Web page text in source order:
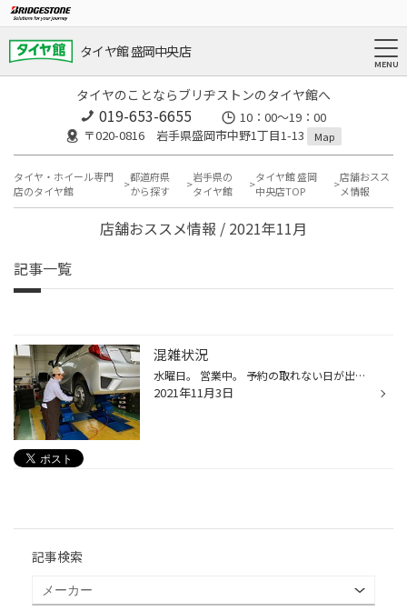
タイヤ館 盛岡中央店
タイヤのことならブリヂストンのタイヤ館へ
019-653-6655
10：00～19：00
〒020-0816 岩手県盛岡市中野1丁目1-13
Map
タイヤ・ホイール専門
店のタイヤ館
都道府県
から探す
岩手県の
タイヤ館
タイヤ館 盛岡
中央店TOP
店舗おスス
メ情報
店舗おススメ情報 / 2021年11月
記事一覧
混雑状況
水曜日。 営業中。 予約の取れない日が出てきました。 今週は暖かいようですが 冬の準備はお早めに。 よろしくお願い致します。
2021年11月3日
記事検索